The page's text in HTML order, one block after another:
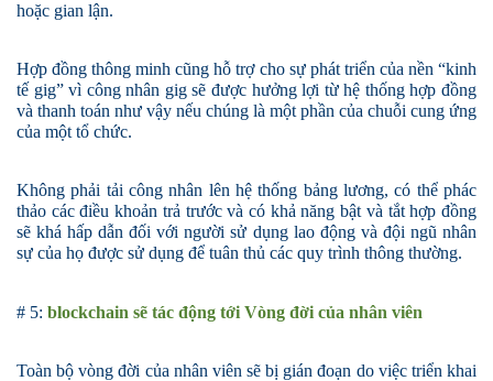
hoặc gian lận.
Hợp đồng thông minh cũng hỗ trợ cho sự phát triển của nền “kinh
tế gig”vì công nhân gig sẽ được hưởng lợi từ hệ thống hợp đồng
và thanh toán như vậy nếu chúng là một phần của chuỗi cung ứng
của một tổ chức.
Không phải tải công nhân lên hệ thống bảng lương, có thể phác
thảo các điều khoản trả trước và có khả năng bật và tắt hợp đồng
sẽ khá hấp dẫn đối với người sử dụng lao động và đội ngũ nhân
sự của họ được sử dụng để tuân thủ các quy trình thông thường.
# 5: blockchain sẽ tác động tới Vòng đời của nhân viên
Toàn bộ vòng đời của nhân viên sẽ bị gián đoạn do việc triển khai